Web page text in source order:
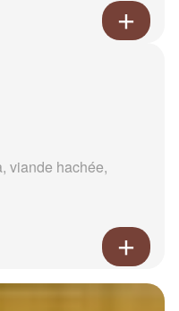
viande hachée,